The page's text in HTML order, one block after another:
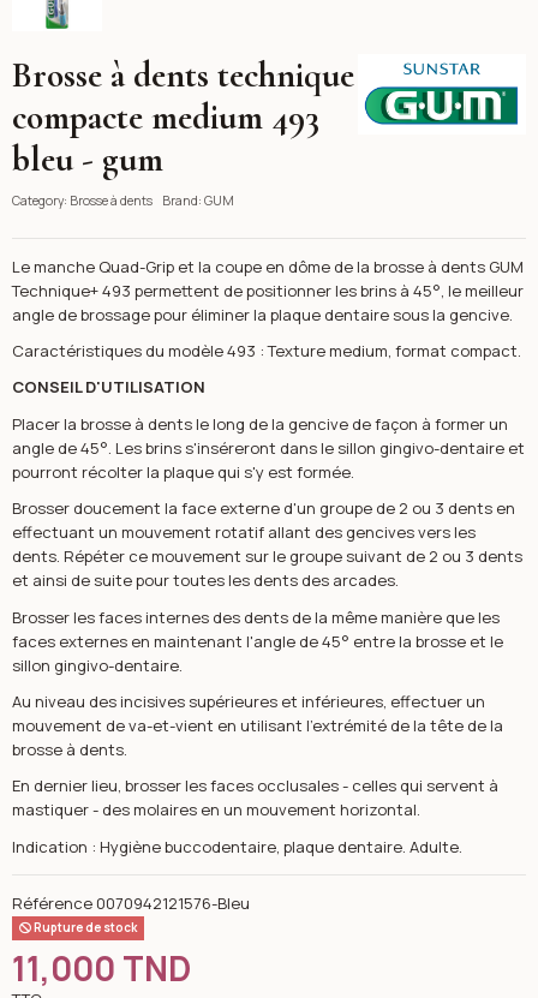
Brosse à dents technique
compacte medium 493
bleu - gum
Category: Brosse à dents Brand: GUM
Le manche Quad-Grip et la coupe en dôme de la brosse à dents GUM
Technique+ 493 permettent de positionner les brins à 45°, le meilleur
angle de brossage pour éliminer la plaque dentaire sous la gencive.
Caractéristiques du modèle 493 : Texture medium, format compact.
CONSEIL D'UTILISATION
Placer la brosse à dents le long de la gencive de façon à former un
angle de 45°. Les brins s'inséreront dans le sillon gingivo-dentaire et
pourront récolter la plaque qui s'y est formée.
Brosser doucement la face externe d'un groupe de 2 ou 3 dents en
effectuant un mouvement rotatif allant des gencives vers les
dents. Répéter ce mouvement sur le groupe suivant de 2 ou 3 dents
et ainsi de suite pour toutes les dents des arcades.
Brosser les faces internes des dents de la même manière que les
faces externes en maintenant l'angle de 45° entre la brosse et le
sillon gingivo-dentaire.
Au niveau des incisives supérieures et inférieures, effectuer un
mouvement de va-et-vient en utilisant l'extrémité de la tête de la
brosse à dents.
En dernier lieu, brosser les faces occlusales - celles qui servent à
mastiquer - des molaires en un mouvement horizontal.
Indication : Hygiène buccodentaire, plaque dentaire. Adulte.
Référence 0070942121576-Bleu
Rupture de stock
11,000 TND